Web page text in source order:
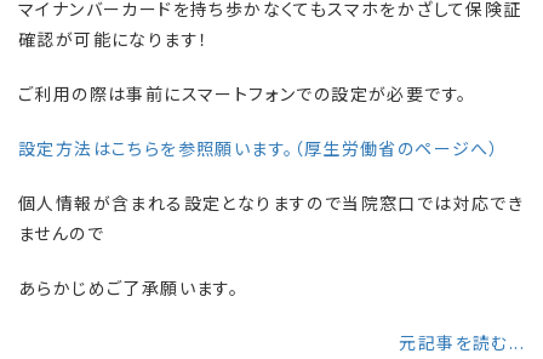
マイナンバーカードを持ち歩かなくてもスマホをかざして保険証
確認が可能になります！
ご利用の際は事前にスマートフォンでの設定が必要です。
設定方法はこちらを参照願います。（厚生労働省のページへ）
個人情報が含まれる設定となりますので当院窓口では対応でき
ませんので
あらかじめご了承願います。
元記事を読む...